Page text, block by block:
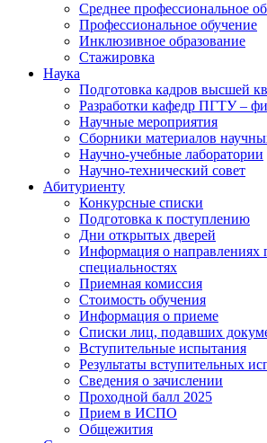
Среднее профессиональное
Профессиональное обучение
Инклюзивное образование
Стажировка
Наука
Подготовка кадров высшей
Разработки кафедр ПГТУ –
Научные мероприятия
Сборники материалов
Научно-учебные лаборатории
Научно-технический совет
Абитуриенту
Конкурсные списки
Подготовка к поступлению
Дни открытых дверей
Информация о направлениях
специальностях
Приемная комиссия
Стоимость обучения
Информация о приеме
Списки лиц, подавших
Вступительные испытания
Результаты вступительных
Сведения о зачислении
Проходной балл 2025
Прием в ИСПО
Общежития